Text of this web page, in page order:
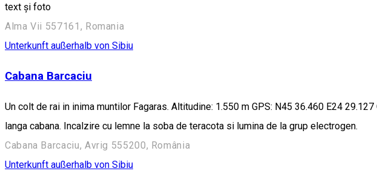
text și foto
Alma Vii 557161, Romania
Unterkunft außerhalb von Sibiu
Cabana Barcaciu
Un colt de rai in inima muntilor Fagaras. Altitudine: 1.550 m GPS: N45 36.460 E24
langa cabana. Incalzire cu lemne la soba de teracota si lumina de la grup electrogen.
Cabana Barcaciu, Avrig 555200, România
Unterkunft außerhalb von Sibiu